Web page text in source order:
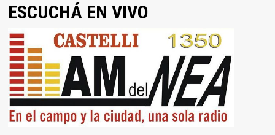
ESCUCHÁ EN VIVO